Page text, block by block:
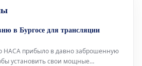
степени лояльности сот
в Бургосе для трансляции
НАСА прибыло в давно заброшенную
установить свои мощные